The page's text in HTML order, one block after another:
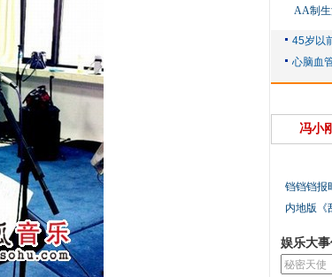
AA制
冯小
铛铛铛报
内地版《
娱乐大